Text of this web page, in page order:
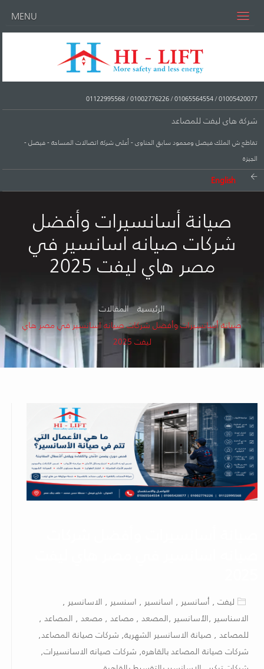
MENU
01005420077
/
01065564554
/
01002776226
/
01122995568
شركة هاى ليفت للمصاعد
تقاطع ش الملك فيصل ومحمود سابق الحناوى - أعلى شركة اتصالات المساحة - فيصل -
الجيزة
English
صيانة أسانسيرات وأفضل
شركات صيانه اسانسير في
مصر هاي ليفت 2025
الرئيسية المقالات
صيانة أسانسيرات وأفضل شركات صيانه اسانسير في مصر هاي
ليفت 2025
ليفت , أسانسير , اسانسير , اسنسير , الاسانسير ,
الاسناسير ,الأسانسير ,المصعد , مصاعد , مصعد , المصاعد ,
للمصاعد , صيانة الاسانسير الشهرية, شركات صيانة المصاعد,
شركات صيانة المصاعد بالقاهره, شركات صيانه الاسانسيرات,